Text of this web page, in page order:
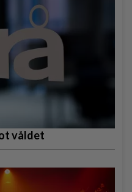
våldet